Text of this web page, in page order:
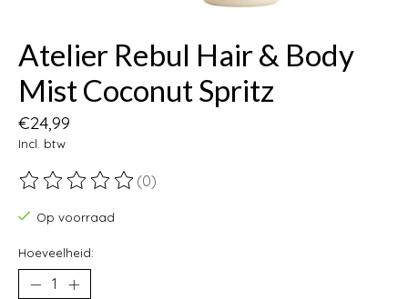
Atelier Rebul Hair & Body
Mist Coconut Spritz
€24,99
Incl. btw
De beoordeling van dit product is
(0)
Op voorraad
Hoeveelheid: